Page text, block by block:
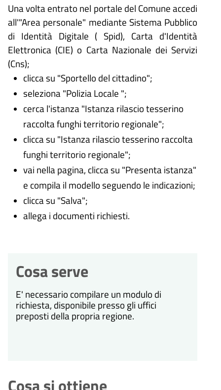
Una volta entrato nel portale del Comune accedi
all'"Area personale" mediante Sistema Pubblico
di Identità Digitale ( Spid), Carta d'Identità
Elettronica (CIE) o Carta Nazionale dei Servizi
(Cns);
clicca su "Sportello del cittadino";
seleziona "Polizia Locale ";
cerca l'istanza "Istanza rilascio tesserino
raccolta funghi territorio regionale";
clicca su "Istanza rilascio tesserino raccolta
funghi territorio regionale";
vai nella pagina, clicca su "Presenta istanza"
e compila il modello seguendo le indicazioni;
clicca su "Salva";
allega i documenti richiesti.
Cosa serve
E' necessario compilare un modulo di
richiesta, disponibile presso gli uffici
preposti della propria regione.